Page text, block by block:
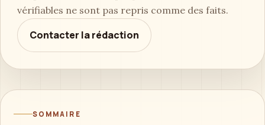
vérifiables ne sont pas repris comme des faits.
Contacter la rédaction
SOMMAIRE